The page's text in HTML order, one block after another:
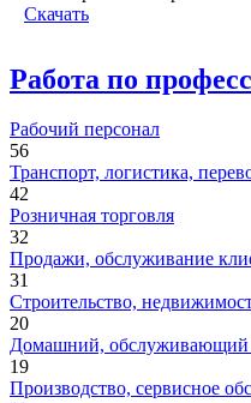
Скачать
Работа по
Рабочий персонал
56
Транспорт, логистика,
42
Розничная торговля
32
Продажи, обслуживание
31
Строительство,
20
Домашний, обслуживающий
19
Производство, сервисное